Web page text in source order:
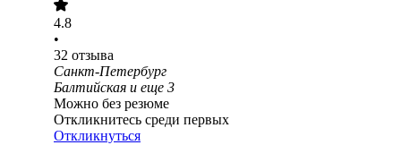
4.8
•
32 отзыва
Санкт-Петербург
Балтийская и еще 3
Можно без резюме
Откликнитесь среди первых
Откликнуться